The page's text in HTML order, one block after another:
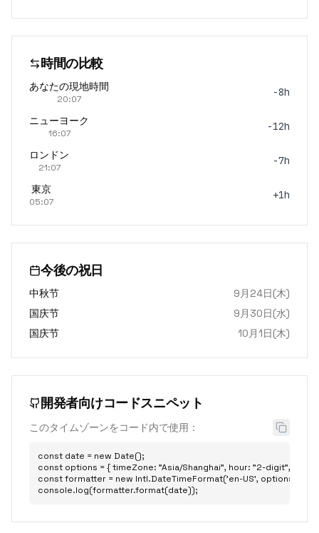
時間の比較
あなたの現地時間
20:07
-8h
ニューヨーク
16:07
-12h
ロンドン
21:07
-7h
東京
05:07
+1h
今後の祝日
中秋节
9月24日(木)
国庆节
9月30日(水)
国庆节
10月1日(木)
開発者向けコードスニペット
このタイムゾーンをコード内で使用：
const date = new Date();
const options = { timeZone: "Asia/Shanghai", hour: "2-digit",
const formatter = new Intl.DateTimeFormat('en-US', options);
console.log(formatter.format(date));